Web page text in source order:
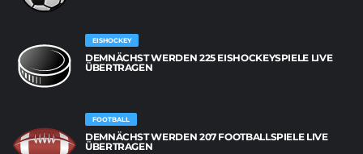
EISHOCKEY
DEMNÄCHST WERDEN 225 EISHOCKEYSPIELE LIVE
ÜBERTRAGEN
FOOTBALL
DEMNÄCHST WERDEN 207 FOOTBALLSPIELE LIVE
ÜBERTRAGEN